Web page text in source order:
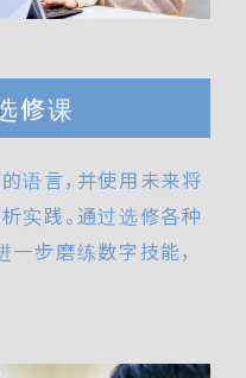
修课
语言，并使用未来将
实践。通过选修各种
步磨练数字技能，